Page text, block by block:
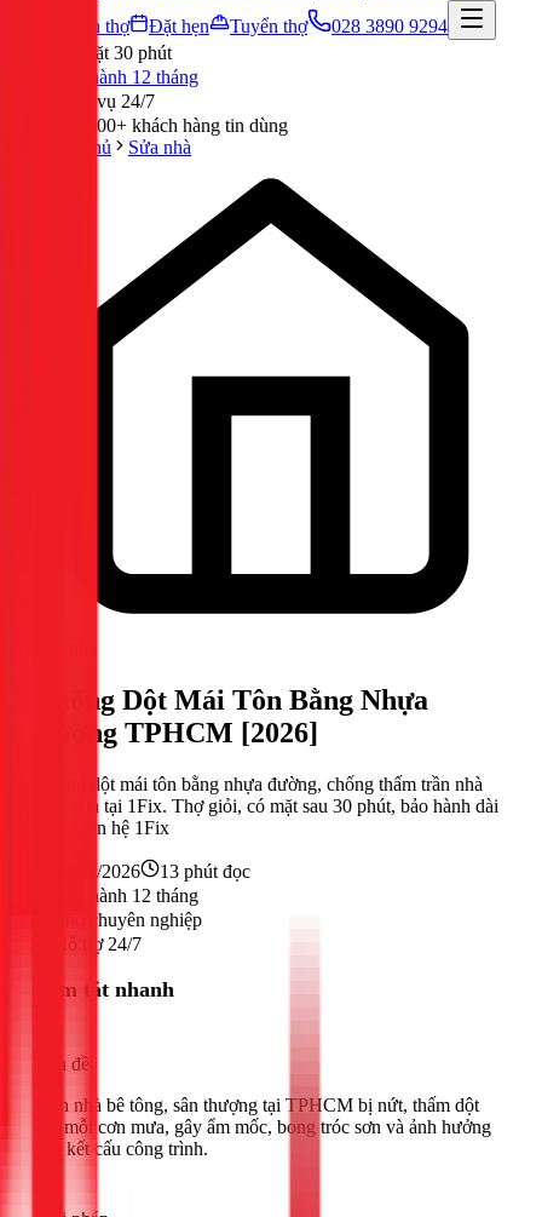
Tuyển thợ
Đặt hẹn Tuyển thợ
028 3890 9294
Có mặt 30 phút
Bảo hành 12 tháng
Phục vụ 24/7
300,000+ khách hàng tin dùng
Trang chủ
Sửa nhà
Chống Dột Mái Tôn Bằng Nhựa
Đường TPHCM [2026]
Chống dột mái tôn bằng nhựa đường, chống thấm trần nhà
hiệu quả tại 1Fix. Thợ giỏi, có mặt sau 30 phút, bảo hành dài
hạn. Liên hệ 1Fix
22/02/2026 13 phút đọc
Bảo hành 12 tháng
Thợ chuyên nghiệp
Hỗ trợ 24/7
Tóm tắt nhanh
Vấn đề
Trần nhà bê tông, sân thượng tại TPHCM bị nứt, thấm dột
sau mỗi cơn mưa, gây ẩm mốc, bong tróc sơn và ảnh hưởng
đến kết cấu công trình.